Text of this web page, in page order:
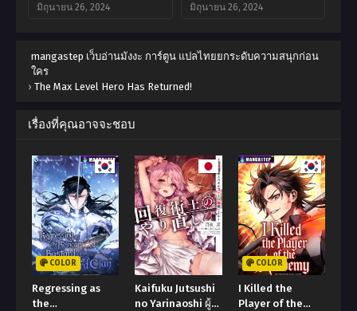
มิถุนายน 26, 2024 มิถุนายน 26, 2024
มิถุนายน 9, 2024 พฤษภาคม 28, 2024
ตอนที่ 163 ตอนที่ 162
ตอนที่ 161
พฤษภาคม 2, 2024
ตอนที่ 160
พฤษภาคม 1, 2024
ตอนที่ 159
เมษายน 28, 2024
ตอนที่ 158
เมษายน 25, 2024
ตอนที่ 157
เมษายน 23, 2024
ตอนที่ 156
เมษายน 13, 2024
ตอนที่ 155
เมษายน 9, 2024
ตอนที่ 154
มีนาคม 20, 2024
mangastep เว็บอ่านมังงะ การ์ตูน แปลไทยยกระดับความสนุกก่อน
ใคร
› The Max Level Hero Has Returned!
เรื่องที่คุณอาจจะชอบ
COLOR
Regressing as
the
Kaifuku Jutsushi
no Yarinaoshi ผู้
COLOR
I Killed the
Player of the